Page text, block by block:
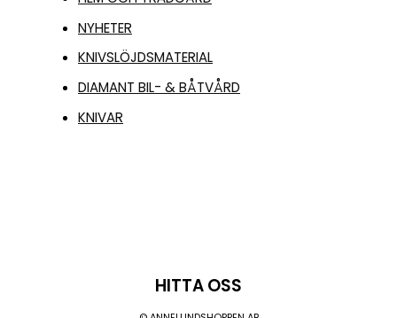
NYHETER
KNIVSLÖJDSMATERIAL
DIAMANT BIL- & BÅTVÅRD
KNIVAR
HITTA OSS